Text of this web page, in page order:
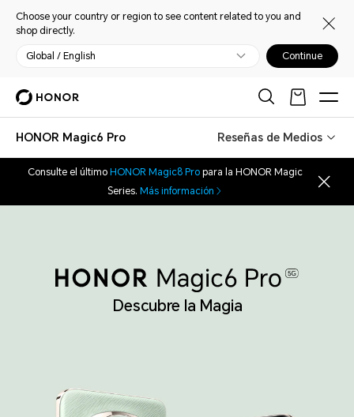
Choose your country or region to see content related to you and
shop directly.
Global / English Continue
HONOR Magic6 Pro Reseñas de Medios
Consulte el último HONOR Magic8 Pro para la HONOR Magic
Series. Más información
Descubre la Magia